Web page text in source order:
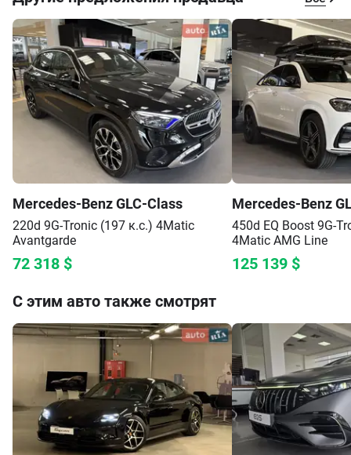
Задня поворотна вісь
Освітлення DIGITAL LIGHT з функцією проекції
Пакет Premium Plus
Панорамний дах
Проекційний дисплей
Burmester® 4D surround sound system
Клімат-контроль THERMOTRONIC 4 зони
та ін.
Деталі по телефону.
Mercedes-BenzGLC-Class
220d 9G-Tronic (197 к.с.) 4Matic
Avantgarde
72 318 $
Mercedes-Benz
450d EQ Boost 9G-
4Matic AMG Line
125 139 $
С этим авто также смотрят